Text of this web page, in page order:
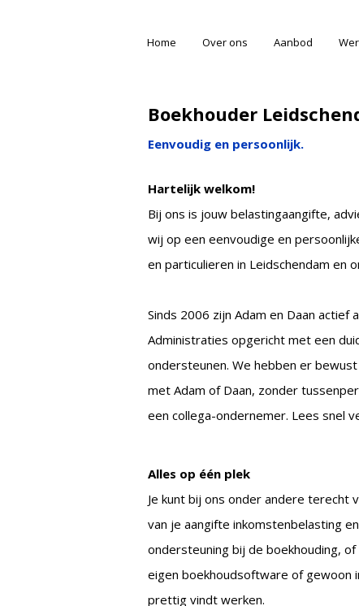
Home Over ons Aanbod
Boekhouder
Eenvoudig en persoonlijk.
Hartelijk welkom!
Bij ons is jouw belastingaangifte,
wij op een eenvoudige en
en particulieren in Leidschendam en
Sinds 2006 zijn Adam en Daan
Administraties opgericht met een
ondersteunen. We hebben er
met Adam of Daan, zonder
een collega-ondernemer. Lees snel
Alles op één plek
Je kunt bij ons onder andere terecht
van je aangifte inkomstenbelasting
ondersteuning bij de boekhouding,
eigen boekhoudsoftware of gewoon
prettig vindt werken.